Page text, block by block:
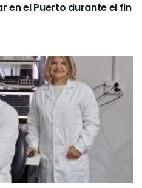
en el Puerto durante el fin